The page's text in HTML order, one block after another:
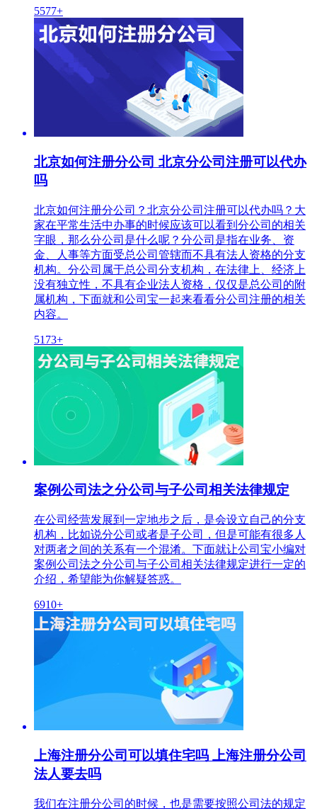
5577+
北京如何注册分公司 北京分公司注册可以代办
吗
北京如何注册分公司？北京分公司注册可以代办吗？大
家在平常生活中办事的时候应该可以看到分公司的相关
字眼，那么分公司是什么呢？分公司是指在业务、资
金、人事等方面受总公司管辖而不具有法人资格的分支
机构。分公司属于总公司分支机构，在法律上、经济上
没有独立性，不具有企业法人资格，仅仅是总公司的附
属机构，下面就和公司宝一起来看看分公司注册的相关
内容。
5173+
案例公司法之分公司与子公司相关法律规定
在公司经营发展到一定地步之后，是会设立自己的分支
机构，比如说分公司或者是子公司，但是可能有很多人
对两者之间的关系有一个混淆。下面就让公司宝小编对
案例公司法之分公司与子公司相关法律规定进行一定的
介绍，希望能为你解疑答惑。
6910+
上海注册分公司可以填住宅吗 上海注册分公司
法人要去吗
我们在注册分公司的时候，也是需要按照公司法的规定